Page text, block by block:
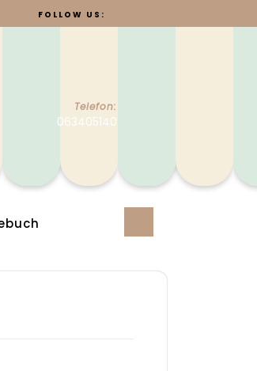
FOLLOW US:
Telefon:
063405140